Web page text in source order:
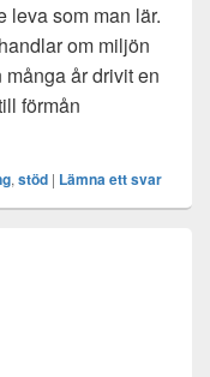
leva som man lär.
om miljön
år drivit en
förmån
,stöd | Lämna ett svar